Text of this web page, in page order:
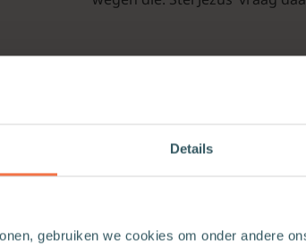
Details
gebruiken we cookies om onder andere